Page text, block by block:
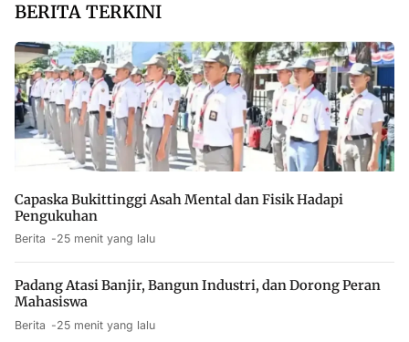
BERITA TERKINI
Capaska Bukittinggi Asah Mental dan Fisik Hadapi
Pengukuhan
Berita 25 menit yang lalu
Padang Atasi Banjir, Bangun Industri, dan Dorong Peran
Mahasiswa
Berita 25 menit yang lalu